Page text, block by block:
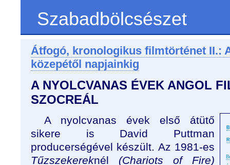
Szabadbölcsészet
Átfogó, kronologikus filmtörténet II.:
közepétől napjainkig
A NYOLCVANAS ÉVEK ANGOL
SZOCREÁL
A nyolcvanas évek első átütő
sikere is David Puttman
producerségével készült. Az 1981-es
Tűzszekereknél (Chariots of Fire)